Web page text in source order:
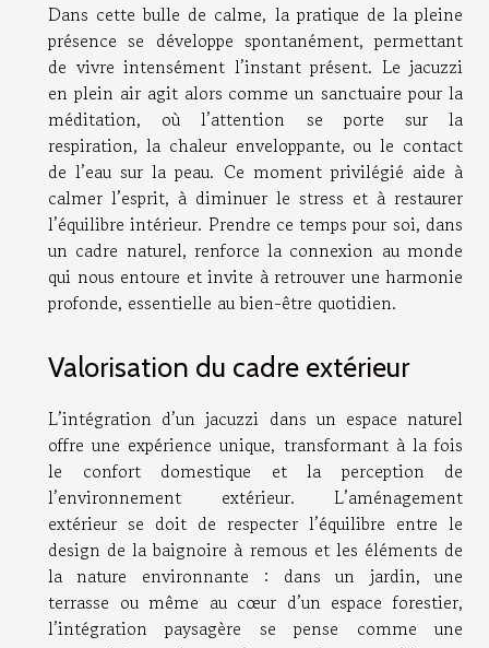
Dans cette bulle de calme, la pratique de la pleine
présence se développe spontanément, permettant
de vivre intensément l’instant présent. Le jacuzzi
en plein air agit alors comme un sanctuaire pour la
méditation, où l’attention se porte sur la
respiration, la chaleur enveloppante, ou le contact
de l’eau sur la peau. Ce moment privilégié aide à
calmer l’esprit, à diminuer le stress et à restaurer
l’équilibre intérieur. Prendre ce temps pour soi, dans
un cadre naturel, renforce la connexion au monde
qui nous entoure et invite à retrouver une harmonie
profonde, essentielle au bien-être quotidien.
Valorisation du cadre extérieur
L’intégration d’un jacuzzi dans un espace naturel
offre une expérience unique, transformant à la fois
le confort domestique et la perception de
l’environnement extérieur. L’aménagement
extérieur se doit de respecter l’équilibre entre le
design de la baignoire à remous et les éléments de
la nature environnante : dans un jardin, une
terrasse ou même au cœur d’un espace forestier,
l’intégration paysagère se pense comme une